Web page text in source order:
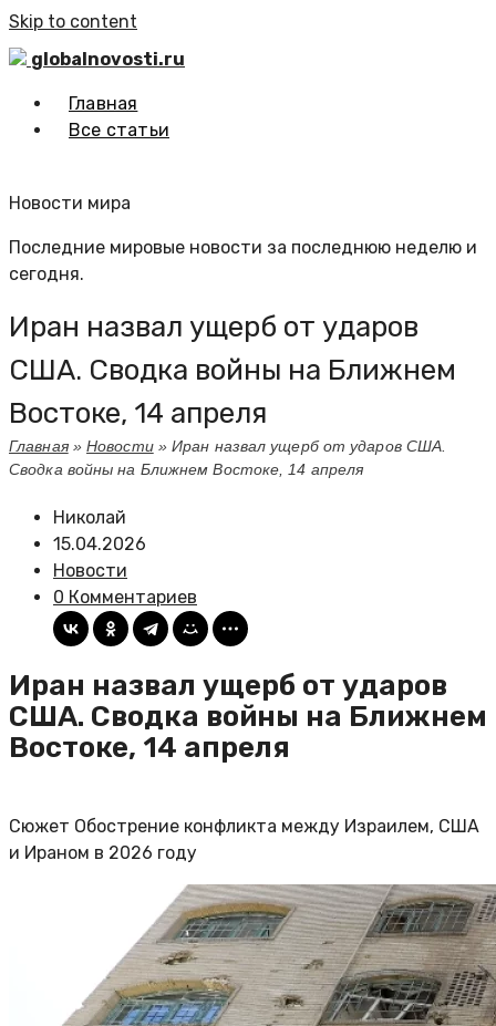
Skip to content
globalnovosti.ru
Главная
Все статьи
Новости мира
Последние мировые новости за последнюю неделю и
сегодня.
Иран назвал ущерб от ударов
США. Сводка войны на Ближнем
Востоке, 14 апреля
Главная»Новости»Иран назвал ущерб от ударов США.
Сводка войны на Ближнем Востоке, 14 апреля
Николай
15.04.2026
Новости
0 Комментариев
Иран назвал ущерб от ударов
США. Сводка войны на Ближнем
Востоке, 14 апреля
Сюжет Обострение конфликта между Израилем, США
и Ираном в 2026 году